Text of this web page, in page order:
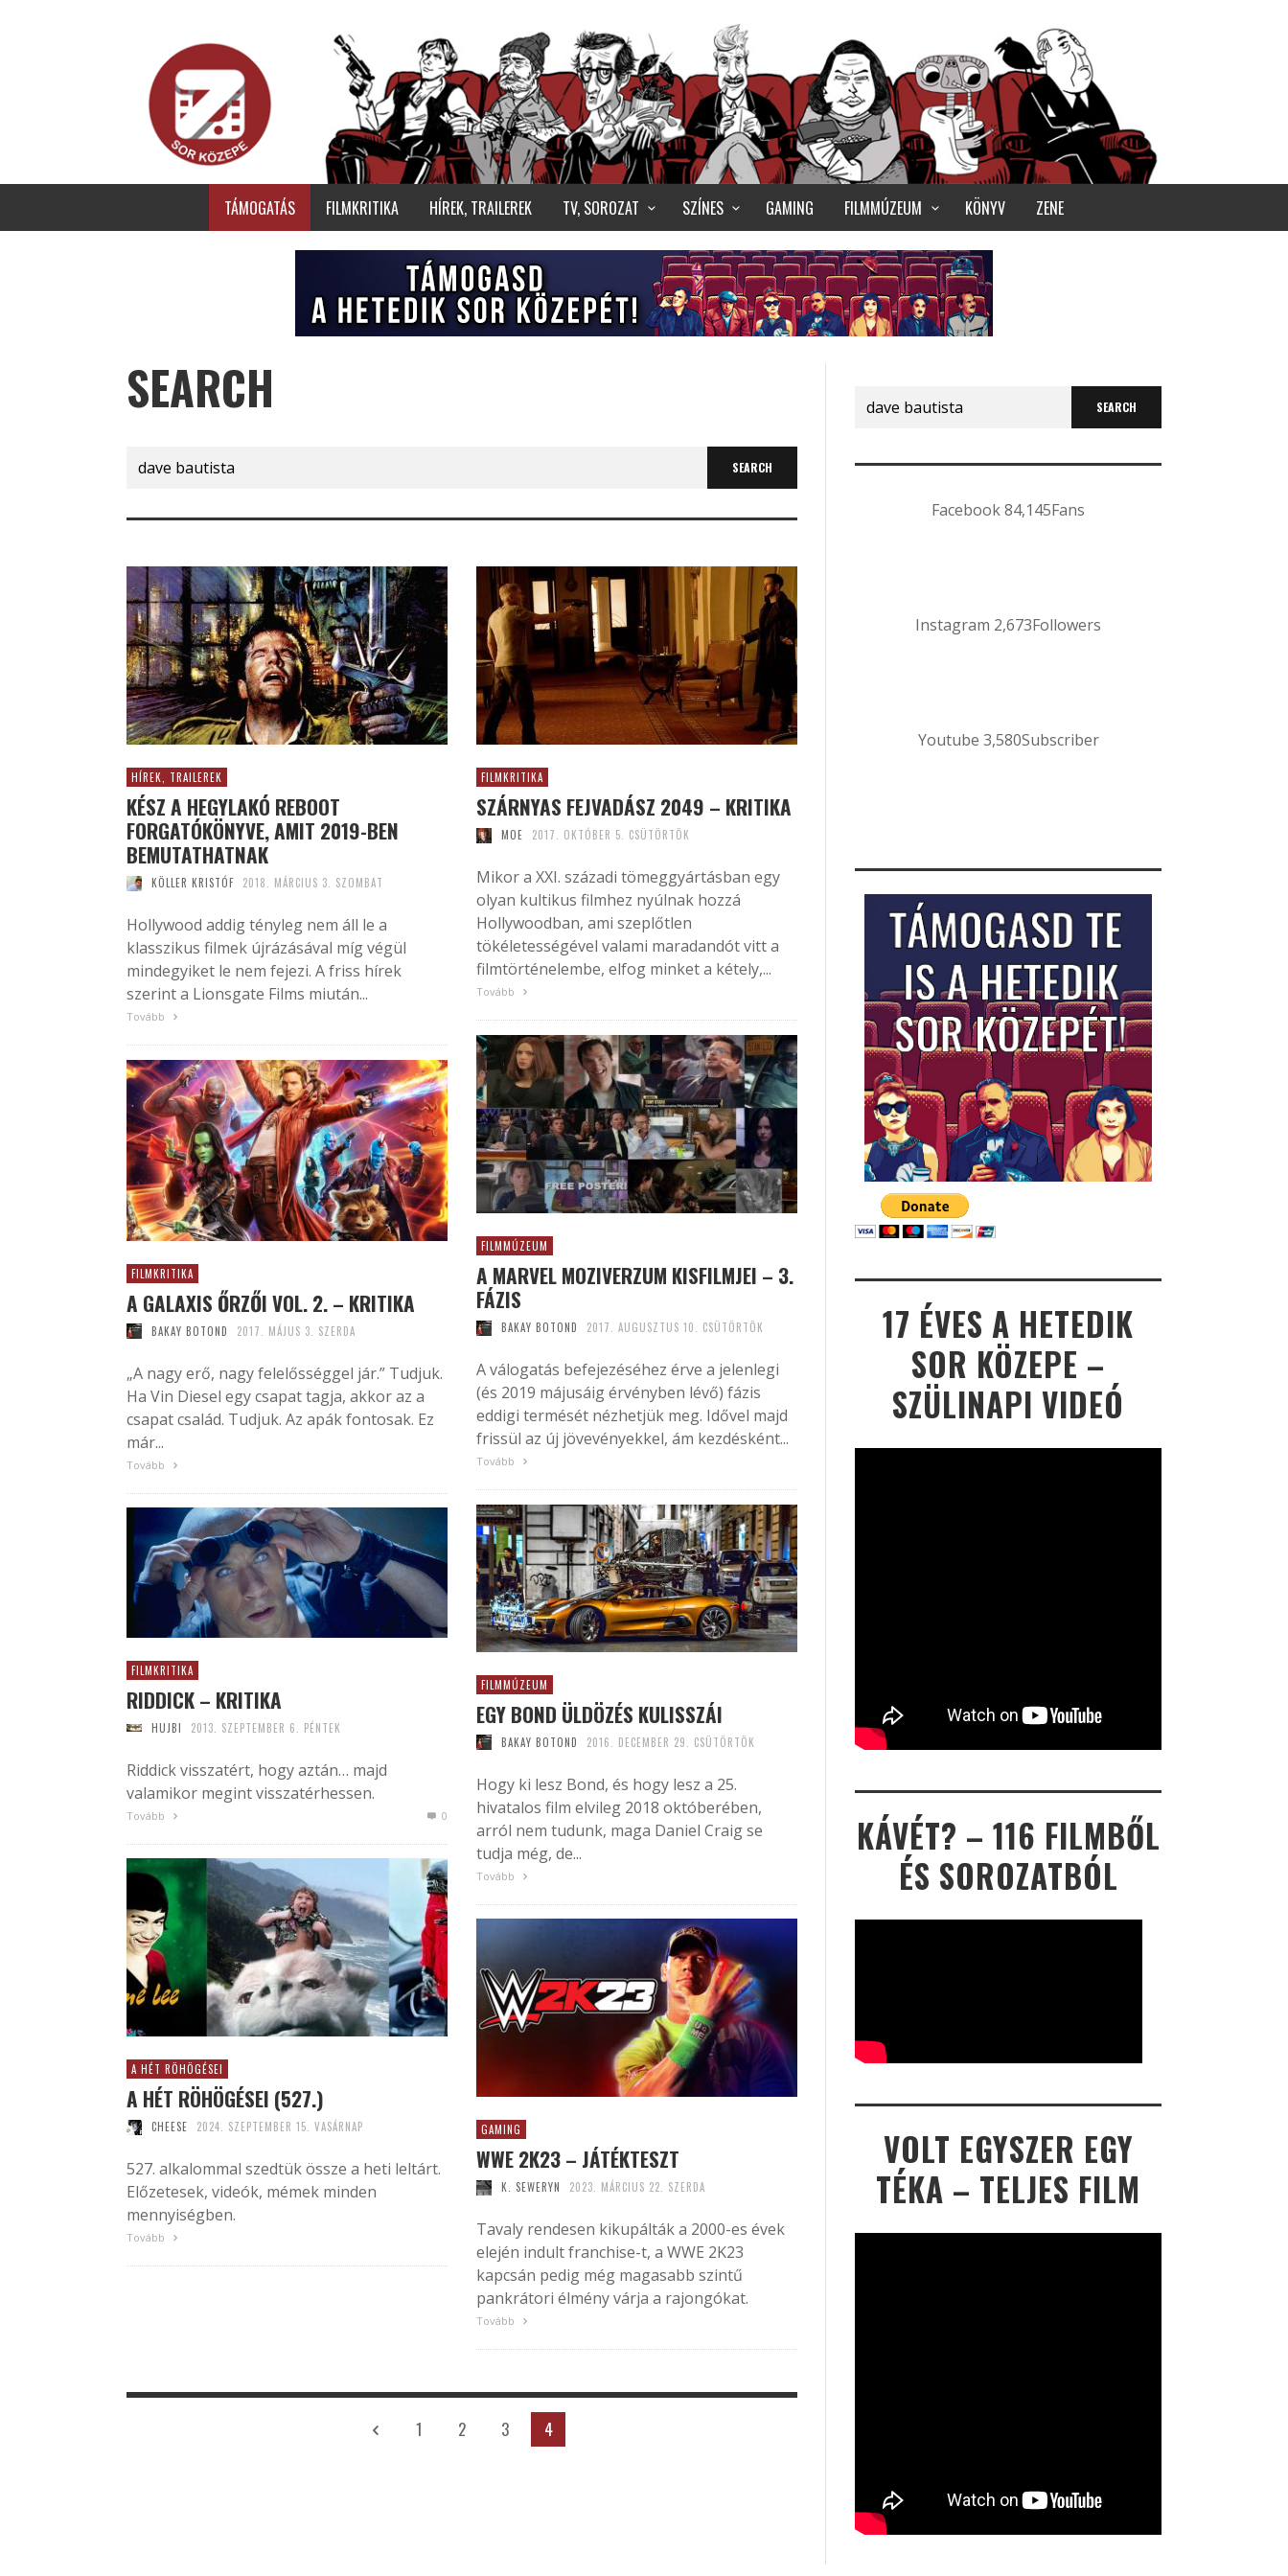
TÁMOGATÁS FILMKRITIKA HÍREK, TRAILEREK TV, SOROZAT SZÍNES GAMING FILMMÚZEUM KÖNYV ZENE
SEARCH
Search
for:
HÍREK, TRAILEREK
KÉSZ A HEGYLAKÓ REBOOT
FORGATÓKÖNYVE, AMIT 2019-BEN
BEMUTATHATNAK
KÖLLER KRISTÓF 2018. MÁRCIUS 3. SZOMBAT
Hollywood addig tényleg nem áll le a
klasszikus filmek újrázásával míg végül
mindegyiket le nem fejezi. A friss hírek
szerint a Lionsgate Films miután...
Tovább
FILMKRITIKA
SZÁRNYAS FEJVADÁSZ 2049 – KRITIKA
MOE 2017. OKTÓBER 5. CSÜTÖRTÖK
Mikor a XXI. századi tömeggyártásban egy
olyan kultikus filmhez nyúlnak hozzá
Hollywoodban, ami szeplőtlen
tökéletességével valami maradandót vitt a
filmtörténelembe, elfog minket a kétely,...
Tovább
FILMMÚZEUM
A MARVEL MOZIVERZUM KISFILMJEI – 3.
FÁZIS
BAKAY BOTOND 2017. AUGUSZTUS 10. CSÜTÖRTÖK
A válogatás befejezéséhez érve a jelenlegi
(és 2019 májusáig érvényben lévő) fázis
eddigi termését nézhetjük meg. Idővel majd
frissül az új jövevényekkel, ám kezdésként...
Tovább
FILMKRITIKA
A GALAXIS ŐRZŐI VOL. 2. – KRITIKA
BAKAY BOTOND 2017. MÁJUS 3. SZERDA
„A nagy erő, nagy felelősséggel jár.” Tudjuk.
Ha Vin Diesel egy csapat tagja, akkor az a
csapat család. Tudjuk. Az apák fontosak. Ez
már...
Tovább
FILMMÚZEUM
EGY BOND ÜLDÖZÉS KULISSZÁI
BAKAY BOTOND 2016. DECEMBER 29. CSÜTÖRTÖK
Hogy ki lesz Bond, és hogy lesz a 25.
hivatalos film elvileg 2018 októberében,
arról nem tudunk, maga Daniel Craig se
tudja még, de...
Tovább
FILMKRITIKA
RIDDICK – KRITIKA
HUJBI 2013. SZEPTEMBER 6. PÉNTEK
Riddick visszatért, hogy aztán… majd
valamikor megint visszatérhessen.
Tovább 0
A HÉT RÖHÖGÉSEI
A HÉT RÖHÖGÉSEI (527.)
CHEESE 2024. SZEPTEMBER 15. VASÁRNAP
527. alkalommal szedtük össze a heti leltárt.
Előzetesek, videók, mémek minden
mennyiségben.
Tovább
GAMING
WWE 2K23 – JÁTÉKTESZT
K. SEWERYN 2023. MÁRCIUS 22. SZERDA
Tavaly rendesen kikupálták a 2000-es évek
elején indult franchise-t, a WWE 2K23
kapcsán pedig még magasabb szintű
pankrátori élmény várja a rajongókat.
Tovább
1 2 3 4
Search
for:
Facebook84,145Fans
Instagram 2,673Followers
Youtube 3,580Subscriber
17 ÉVES A HETEDIK
SOR KÖZEPE –
SZÜLINAPI VIDEÓ
KÁVÉT? – 116 FILMBŐL
ÉS SOROZATBÓL
VOLT EGYSZER EGY
TÉKA – TELJES FILM